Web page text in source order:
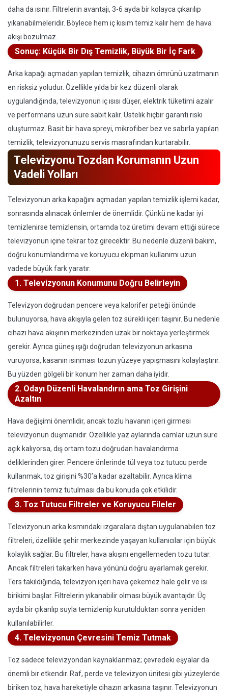
daha da ısınır. Filtrelerin avantajı, 3-6 ayda bir kolayca çıkarılıp
yıkanabilmeleridir. Böylece hem iç kısım temiz kalır hem de hava
akışı bozulmaz.
Sonuç: Küçük Bir Dış Temizlik, Büyük Bir İç Fark
Arka kapağı açmadan yapılan temizlik, cihazın ömrünü uzatmanın
en risksiz yoludur. Özellikle yılda bir kez düzenli olarak
uygulandığında, televizyonun iç ısısı düşer, elektrik tüketimi azalır
ve performans uzun süre sabit kalır. Üstelik hiçbir garanti riski
oluşturmaz. Basit bir hava spreyi, mikrofiber bez ve sabırla yapılan
temizlik, televizyonunuzu servis masrafından kurtarabilir.
Televizyonu Tozdan Korumanın Uzun
Vadeli Yolları
Televizyonun arka kapağını açmadan yapılan temizlik işlemi kadar,
sonrasında alınacak önlemler de önemlidir. Çünkü ne kadar iyi
temizlenirse temizlensin, ortamda toz üretimi devam ettiği sürece
televizyonun içine tekrar toz girecektir. Bu nedenle düzenli bakım,
doğru konumlandırma ve koruyucu ekipman kullanımı uzun
vadede büyük fark yaratır.
1. Televizyonun Konumunu Doğru Belirleyin
Televizyon doğrudan pencere veya kalorifer peteği önünde
bulunuyorsa, hava akışıyla gelen toz sürekli içeri taşınır. Bu nedenle
cihazı hava akışının merkezinden uzak bir noktaya yerleştirmek
gerekir. Ayrıca güneş ışığı doğrudan televizyonun arkasına
vuruyorsa, kasanın ısınması tozun yüzeye yapışmasını kolaylaştırır.
Bu yüzden gölgeli bir konum her zaman daha iyidir.
2. Odayı Düzenli Havalandırın ama Toz Girişini
Azaltın
Hava değişimi önemlidir, ancak tozlu havanın içeri girmesi
televizyonun düşmanıdır. Özellikle yaz aylarında camlar uzun süre
açık kalıyorsa, dış ortam tozu doğrudan havalandırma
deliklerinden girer. Pencere önlerinde tül veya toz tutucu perde
kullanmak, toz girişini %30’a kadar azaltabilir. Ayrıca klima
filtrelerinin temiz tutulması da bu konuda çok etkilidir.
3. Toz Tutucu Filtreler ve Koruyucu Fileler
Televizyonun arka kısmındaki ızgaralara dıştan uygulanabilen toz
filtreleri, özellikle şehir merkezinde yaşayan kullanıcılar için büyük
kolaylık sağlar. Bu filtreler, hava akışını engellemeden tozu tutar.
Ancak filtreleri takarken hava yönünü doğru ayarlamak gerekir.
Ters takıldığında, televizyon içeri hava çekemez hale gelir ve ısı
birikimi başlar. Filtrelerin yıkanabilir olması büyük avantajdır. Üç
ayda bir çıkarılıp suyla temizlenip kurutulduktan sonra yeniden
kullanılabilirler.
4. Televizyonun Çevresini Temiz Tutmak
Toz sadece televizyondan kaynaklanmaz; çevredeki eşyalar da
önemli bir etkendir. Raf, perde ve televizyon ünitesi gibi yüzeylerde
biriken toz, hava hareketiyle cihazın arkasına taşınır. Televizyonun